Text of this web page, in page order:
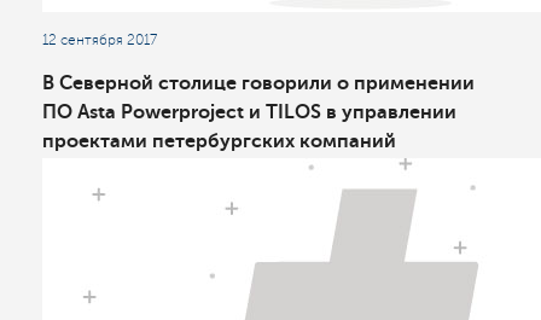
12 сентября 2017
В Северной столице говорили о применении
ПО Asta Powerproject и TILOS в управлении
проектами петербургских компаний